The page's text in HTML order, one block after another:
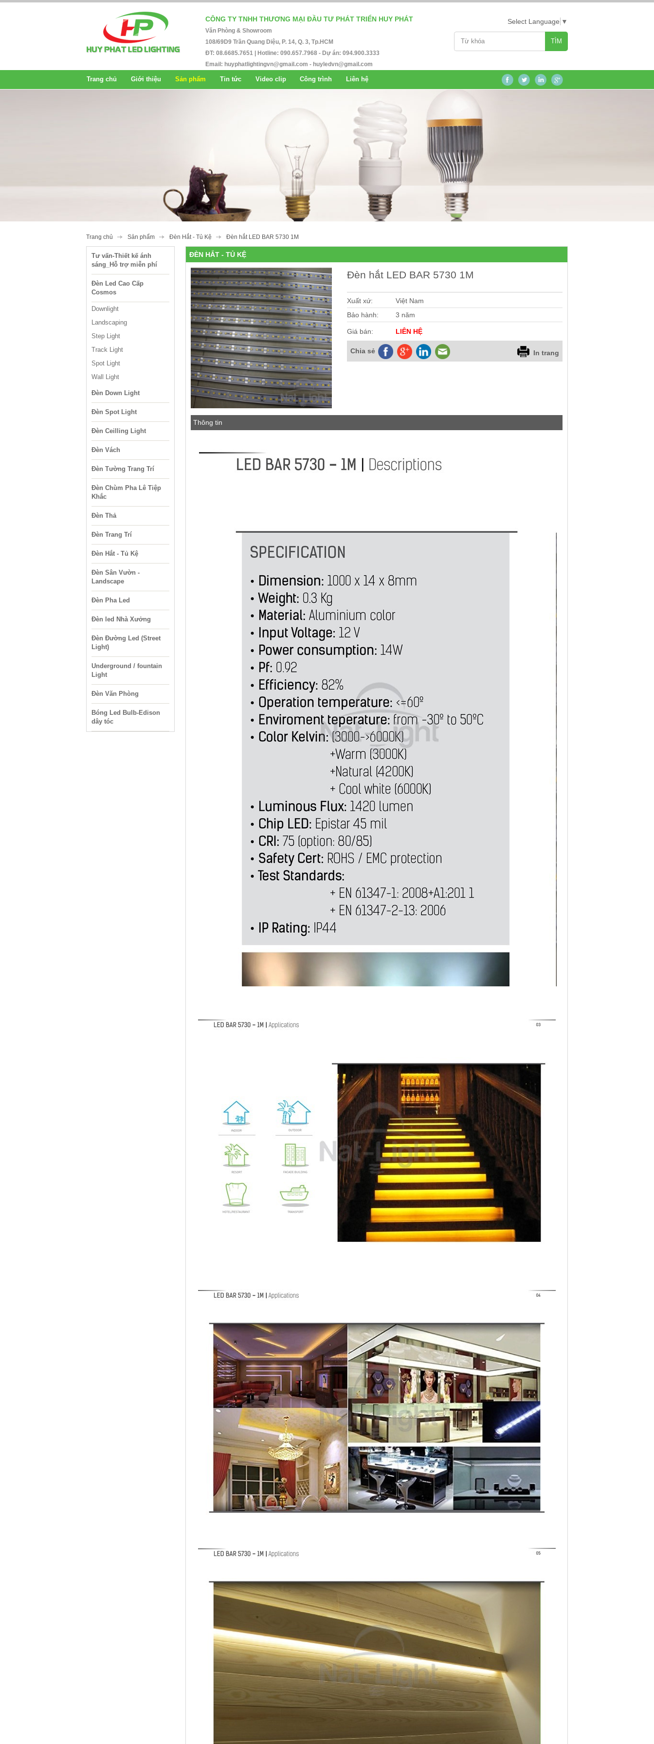
CÔNG TY TNHH THƯƠNG MẠI ĐẦU TƯ PHÁT TRIỂN HUY PHÁT
Văn Phòng & Showroom
108/69D9 Trần Quang Diệu, P. 14, Q. 3, Tp.HCM
ĐT: 08.6685.7651 | Hotline: 090.657.7968 - Dự án: 094.900.3333
Email: huyphatlightingvn@gmail.com - huyledvn@gmail.com
Select Language ▼
Trang chủ Giới thiệu Sản phẩm Tin tức Video clip Công trình Liên hệ
Trang chủ Sản phẩm Đèn Hắt - Tủ Kệ Đèn hắt LED BAR 5730 1M
ĐÈN HẮT - TỦ KỆ
Đèn hắt LED BAR 5730 1M
Xuất xứ:
Việt Nam
Bảo hành:
3 năm
Giá bán: LIÊN HỆ
Chia sẻ In trang
Thông tin
Tư vấn-Thiết kế ánh
sáng_Hỗ trợ miễn phí
Đèn Led Cao Cấp
Cosmos
Downlight
Landscaping
Step Light
Track Light
Spot Light
Wall Light
Đèn Down Light
Đèn Spot Light
Đèn Ceilling Light
Đèn Vách
Đèn Tường Trang Trí
Đèn Chùm Pha Lê Tiệp
Khắc
Đèn Thả
Đèn Trang Trí
Đèn Hắt - Tủ Kệ
Đèn Sân Vườn -
Landscape
Đèn Pha Led
Đèn led Nhà Xưởng
Đèn Đường Led (Street
Light)
Underground / fountain
Light
Đèn Văn Phòng
Bóng Led Bulb-Edison
dây tóc